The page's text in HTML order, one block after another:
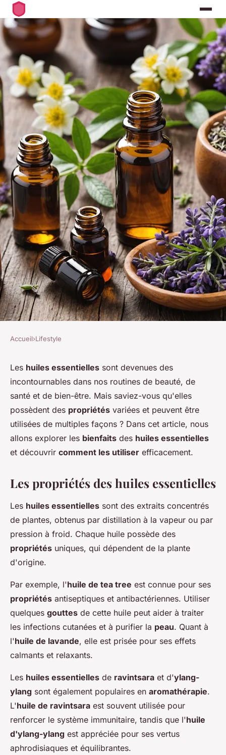
LIFESTYLE
Quels sont les bienfaits des
huiles essentielles et comment
les utiliser ?
Soline•9 août 2024•7 min de lecture
Accueil›Lifestyle
Les huiles essentielles sont devenues des
incontournables dans nos routines de beauté, de
santé et de bien-être. Mais saviez-vous qu'elles
possèdent des propriétés variées et peuvent être
utilisées de multiples façons ? Dans cet article, nous
allons explorer les bienfaits des huiles essentielles
et découvrir comment les utiliser efficacement.
Les propriétés des huiles essentielles
Les huiles essentielles sont des extraits concentrés
de plantes, obtenus par distillation à la vapeur ou par
pression à froid. Chaque huile possède des
propriétés uniques, qui dépendent de la plante
d'origine.
Par exemple, l'huile de tea tree est connue pour ses
propriétés antiseptiques et antibactériennes. Utiliser
quelques gouttes de cette huile peut aider à traiter
les infections cutanées et à purifier la peau. Quant à
l'huile de lavande, elle est prisée pour ses effets
calmants et relaxants.
Les huiles essentielles de ravintsara et d'ylang-
ylang sont également populaires en aromathérapie.
L'huile de ravintsara est souvent utilisée pour
renforcer le système immunitaire, tandis que l'huile
d'ylang-ylang est appréciée pour ses vertus
aphrodisiaques et équilibrantes.